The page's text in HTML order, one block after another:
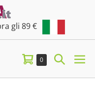
gli 89 €
Carrello
della
0Articoli
carrello
Attiva/
ricerca